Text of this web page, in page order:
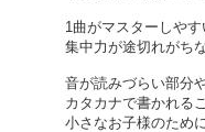
1曲がマスターしやす
集中力が途切れがち
音が読みづらい部分
カタカナで書かれる
小さなお子様のため